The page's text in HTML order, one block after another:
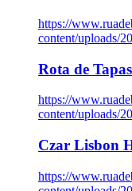
https://
content/uploads/
Rota de
https://
content/uploads/
Czar Lisbon
https://